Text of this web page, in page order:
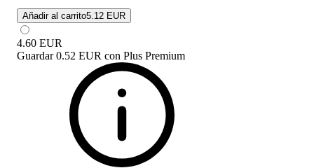
Añadir al carrito5.12 EUR
4.60 EUR
Guardar 0.52 EUR con Plus Premium